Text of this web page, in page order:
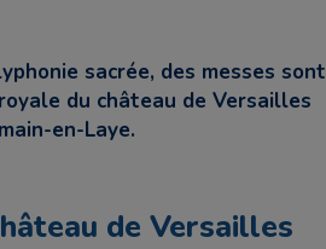
sacrée, des messes sont
du château de Versailles
en-Laye.
de Versailles